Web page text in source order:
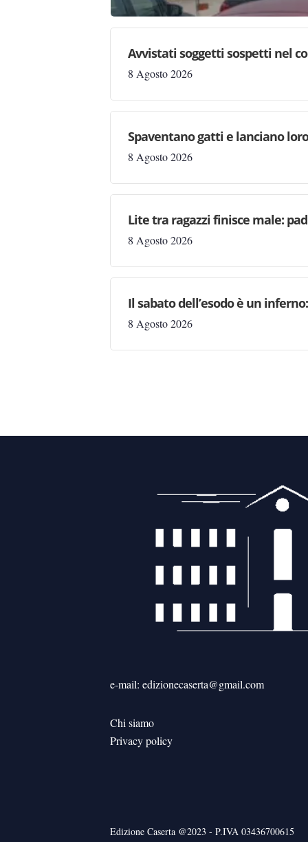
Avvistati soggetti sospetti nel
8 Agosto 2026
Spaventano gatti e lanciano
8 Agosto 2026
Lite tra ragazzi finisce male:
8 Agosto 2026
Il sabato dell’esodo è un
8 Agosto 2026
e-mail: edizionecaserta@gmail.com
Chi siamo
Privacy policy
Edizione Caserta @2023 - P.IVA 03436700615